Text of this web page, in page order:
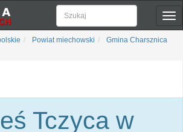
Powiat miechowski
Gmina Charsznica
Tczyca w